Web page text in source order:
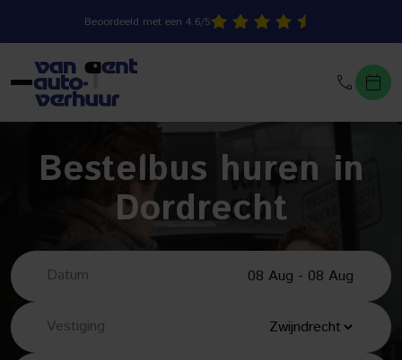
Beoordeeld met een 4.6/5
Bestelbus huren in
Dordrecht
Datum
Vestiging